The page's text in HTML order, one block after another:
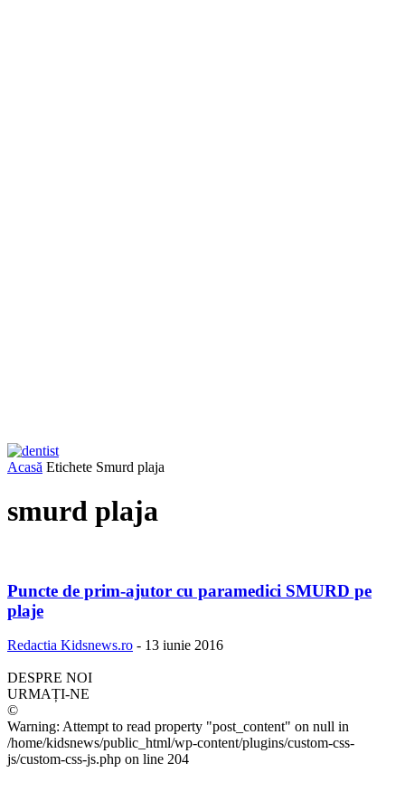
Acasă Etichete Smurd plaja
smurd plaja
Puncte de prim-ajutor cu paramedici SMURD pe
plaje
Redactia Kidsnews.ro - 13 iunie 2016
DESPRE NOI
URMAȚI-NE
©
Warning: Attempt to read property "post_content" on null in
/home/kidsnews/public_html/wp-content/plugins/custom-css-
js/custom-css-js.php on line 204